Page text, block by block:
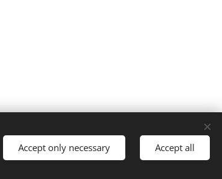
Svenska
English
Accept only necessary Accept all